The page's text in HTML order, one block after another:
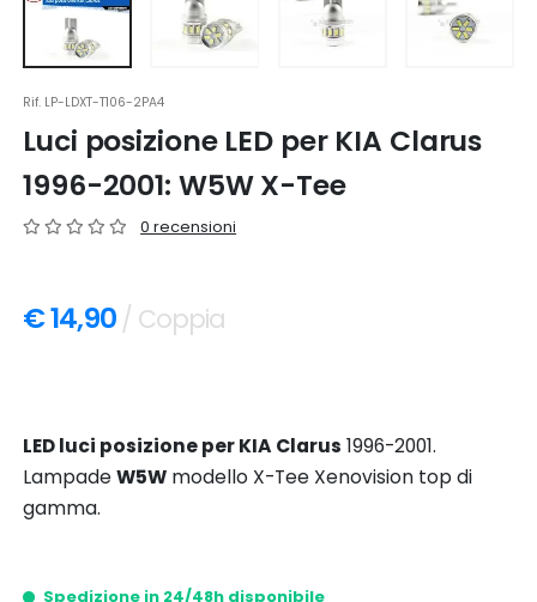
Rif. LP-LDXT-T106-2PA4
Luci posizione LED per KIA Clarus
1996-2001: W5W X-Tee
0 recensioni
€ 14,90 / Coppia
LED luci posizione per KIA Clarus 1996-2001.
LampadeW5W modello X-Tee Xenovision top di
gamma.
Spedizione in 24/48h disponibile